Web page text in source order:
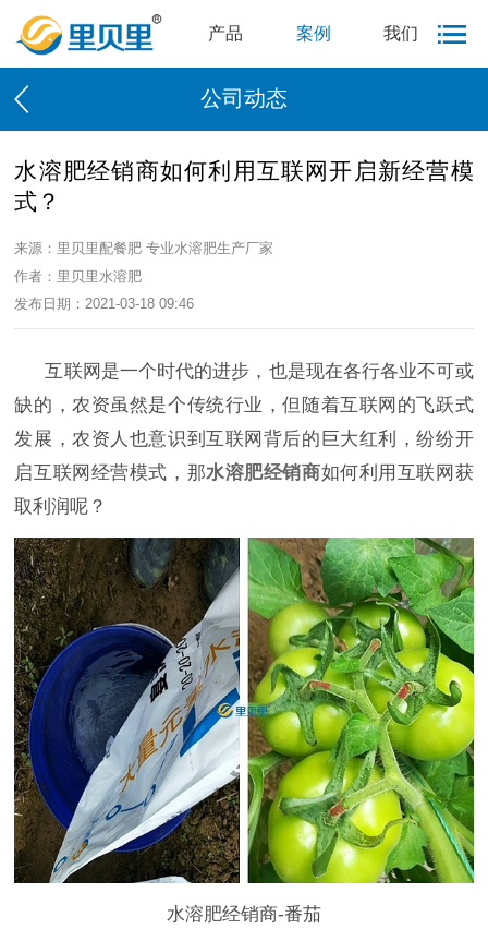
产品 案例 我们
公司动态
水溶肥经销商如何利用互联网开启新经营模
式？
来源：里贝里配餐肥 专业水溶肥生产厂家
作者：里贝里水溶肥
发布日期：2021-03-18 09:46
互联网是一个时代的进步，也是现在各行各业不可或
缺的，农资虽然是个传统行业，但随着互联网的飞跃式
发展，农资人也意识到互联网背后的巨大红利，纷纷开
启互联网经营模式，那水溶肥经销商如何利用互联网获
取利润呢？
水溶肥经销商-番茄